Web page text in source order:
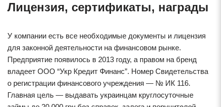
Лицензия, сертификаты, награды
У компании есть все необходимые документы и лицензия
для законной деятельности на финансовом рынке.
Предприятие появилось в 2013 году, а правом на бренд
владеет ООО “Укр Кредит Финанс”. Номер Свидетельства
о регистрации финансового учреждения — № ИК 116.
Главная цель — выдавать украинцам круглосуточные